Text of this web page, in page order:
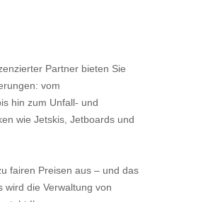
Partner bieten Sie
vom
hin zum Unfall- und
wie Jetskis, Jetboards und
fairen Preisen aus – und das
wird die Verwaltung von